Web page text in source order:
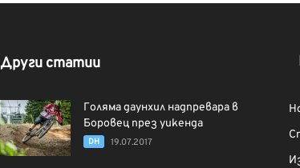
Други статии
Голяма даунхил надпревара в
Боровец през уикенда
DH 19.07.2017